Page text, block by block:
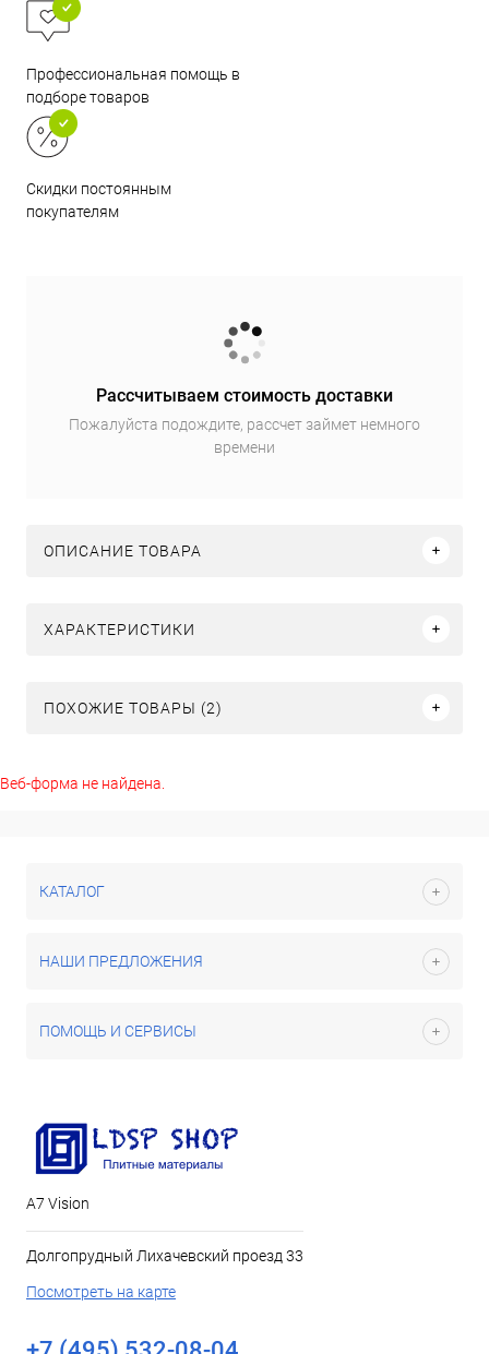
Профессиональная помощь в
подборе товаров
Скидки постоянным
покупателям
Рассчитываем стоимость доставки
Пожалуйста подождите, рассчет займет немного
времени
ОПИСАНИЕ ТОВАРА
ХАРАКТЕРИСТИКИ
ПОХОЖИЕ ТОВАРЫ (2)
Веб-форма не найдена.
КАТАЛОГ
НАШИ ПРЕДЛОЖЕНИЯ
ПОМОЩЬ И СЕРВИСЫ
А7 Vision
Долгопрудный Лихачевский проезд 33
Посмотреть на карте